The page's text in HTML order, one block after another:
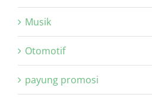
Musik
Otomotif
payung promosi